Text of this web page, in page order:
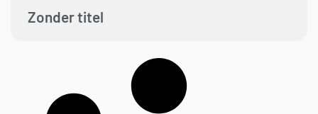
Zonder titel